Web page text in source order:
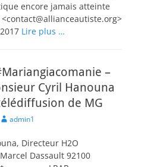
encore jamais atteinte
Lire plus …
–
Cyril Hanouna
de MG
Author
admin1
Directeur H2O
Dassault 92100